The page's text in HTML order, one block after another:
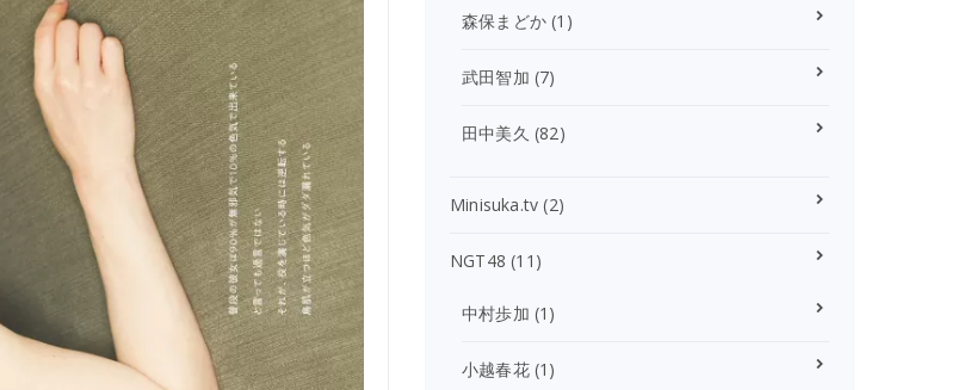
森保まどか (1)
武田智加 (7)
田中美久 (82)
Minisuka.tv (2)
NGT48 (11)
中村歩加 (1)
小越春花(1)